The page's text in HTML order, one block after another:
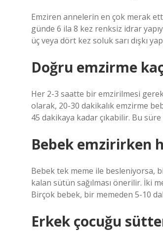
Emziren annelerin en çok merak
günde 6 ila 8 kez renksiz idrar
üç veya dört kez soluk sarı dışkı
Doğru emzirme
Her 2-3 saatte bir emzirilmesi
olarak, 20-30 dakikalık emzirme
45 dakikaya kadar çıkabilir. Bu
Bebek emzirirken
Bebek tek meme ile besleniyorsa,
kalan sütün sağılması önerilir. İki
Birçok bebek, bir memeden 5-10
Erkek çocuğu